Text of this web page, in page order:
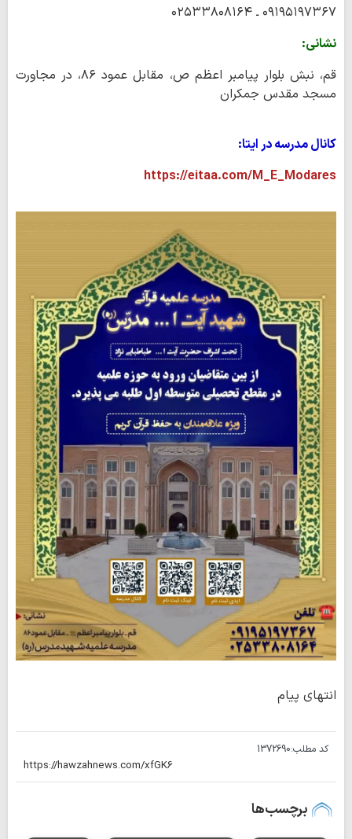
۰۹۱۹۵۱۹۷۳۶۷ ـ ۰۲۵۳۳۸۰۸۱۶۴
نشانی:
قم، نبش بلوار پیامبر اعظم ص، مقابل عمود ۸۶، در مجاورت
مسجد مقدس جمکران
کانال مدرسه در ایتا:
https://eitaa.com/M_E_Modares
انتهای پیام
کد مطلب:1372690
برچسب‌ها